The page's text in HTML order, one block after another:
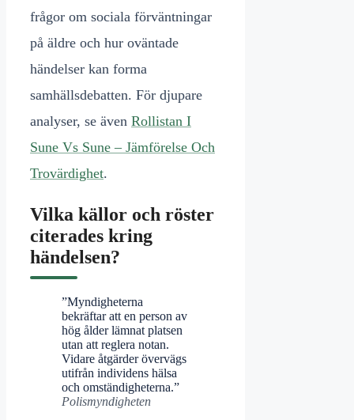
frågor om sociala förväntningar
på äldre och hur oväntade
händelser kan forma
samhällsdebatten. För djupare
analyser, se även Rollistan I
Sune Vs Sune – Jämförelse Och
Trovärdighet.
Vilka källor och röster
citerades kring
händelsen?
”Myndigheterna
bekräftar att en person av
hög ålder lämnat platsen
utan att reglera notan.
Vidare åtgärder övervägs
utifrån individens hälsa
och omständigheterna.”
Polismyndigheten